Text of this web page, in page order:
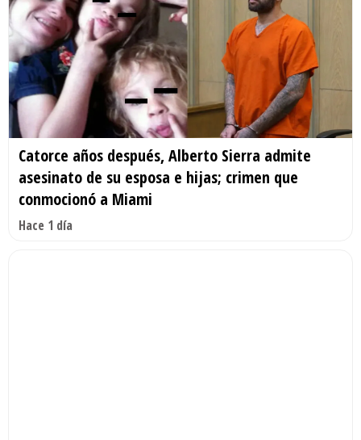
Catorce años después, Alberto Sierra admite
asesinato de su esposa e hijas; crimen que
conmocionó a Miami
Hace 1 día